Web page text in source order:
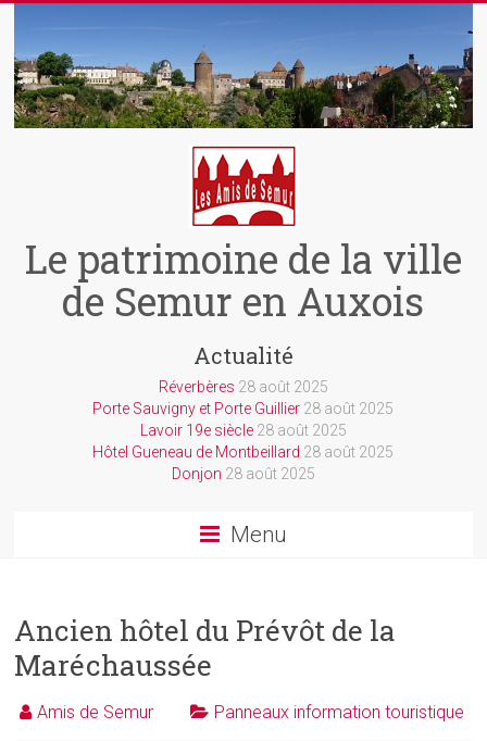
content
Le patrimoine de la ville
de Semur en Auxois
Actualité
Réverbères 28 août 2025
Porte Sauvigny et Porte Guillier 28 août 2025
Lavoir 19e siècle 28 août 2025
Hôtel Gueneau de Montbeillard 28 août 2025
Donjon 28 août 2025
Menu
Ancien hôtel du Prévôt de la
Maréchaussée
Amis de Semur Panneaux information touristique